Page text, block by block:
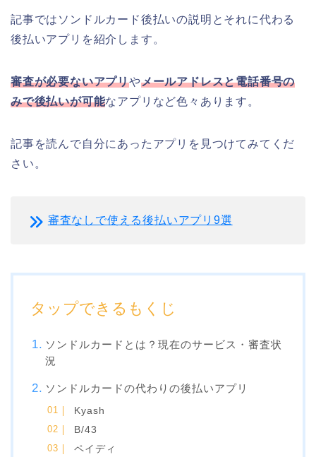
記事ではソンドルカード後払いの説明とそれに代わる
後払いアプリを紹介します。
審査が必要ないアプリやメールアドレスと電話番号の
みで後払いが可能なアプリなど色々あります。
記事を読んで自分にあったアプリを見つけてみてくだ
さい。
審査なしで使える後払いアプリ9選
タップできるもくじ
ソンドルカードとは？現在のサービス・審査状
況
ソンドルカードの代わりの後払いアプリ
Kyash
B/43
ペイディ